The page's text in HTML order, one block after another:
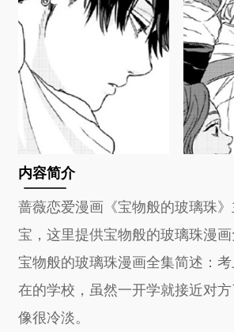
内容简介
蔷薇恋爱漫画《宝物般的玻璃珠
宝，这里提供宝物般的玻璃珠漫画
宝物般的玻璃珠漫画全集简述：
在的学校，虽然一开学就接近对
像很冷淡。